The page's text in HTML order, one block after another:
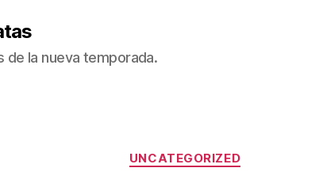
de la nueva temporada.
Categorías
UNCATEGORIZED